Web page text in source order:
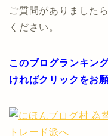
ご質問がありました
ください。
このブログランキン
ければクリックをお